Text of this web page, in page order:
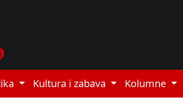
Kultura i zabava Kolumne